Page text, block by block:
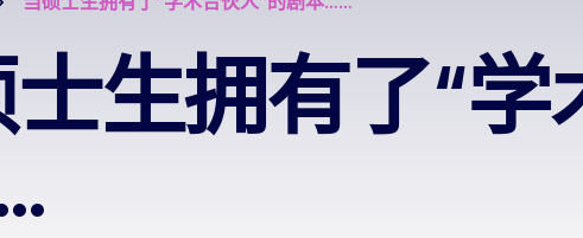
生拥有了“学